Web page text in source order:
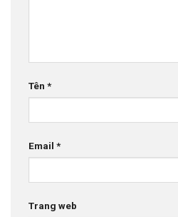
Tên *
Email *
Trang web